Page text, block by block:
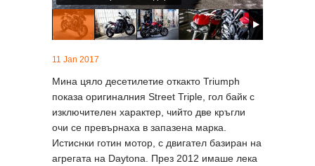
11 Jan 2017
Мина цяло десетилетие откакто Triumph
показа оригиналния Street Triple, гол байк с
изключителен характер, чийто две кръгли
очи се превърнаха в запазена марка.
Истиснки готин мотор, с двигател базиран на
агрегата на Daytona. През 2012 имаше лека